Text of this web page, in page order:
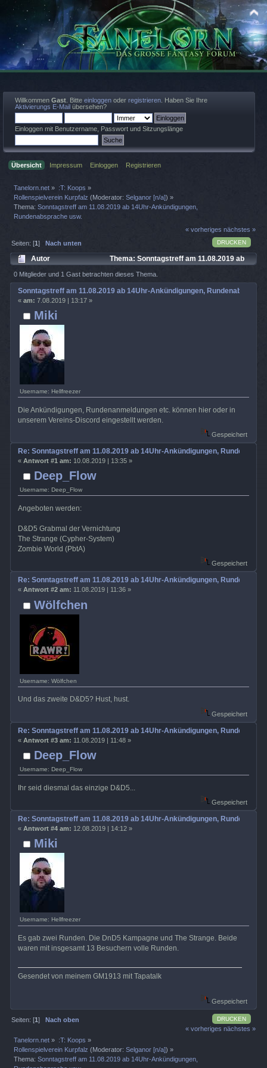
Willkommen Gast . Bitte einloggen oder registrieren . Haben Sie Ihre
Aktivierungs E-Mail übersehen?
Einloggen mit Benutzername, Passwort und Sitzungslänge
Übersicht Impressum Einloggen Registrieren
Tanelorn.net » :T: Koops »
Rollenspielverein Kurpfalz (Moderator:Selganor [n/a]) »
Thema:Sonntagstreff am 11.08.2019 ab 14Uhr-Ankündigungen,
Rundenabsprache usw.
« vorheriges nächstes »
DRUCKEN
Seiten: [1]Nach unten
Autor
Thema: Sonntagstreff am 11.08.2019 ab
14Uhr-Ankündigungen, Rundenabsprache usw. (Gelesen 1866 mal)
0 Mitglieder und 1 Gast betrachten dieses Thema.
Miki
Username: Hellfreezer
Sonntagstreff am 11.08.2019 ab 14Uhr-Ankündigungen,
« am: 7.08.2019 | 13:17 »
Die Ankündigungen, Rundenanmeldungen etc. können hier oder in
unserem Vereins-Discord eingestellt werden.
Gespeichert
Deep_Flow
Username: Deep_Flow
Re: Sonntagstreff am 11.08.2019 ab 14Uhr-Ankündigungen,
« Antwort #1 am: 10.08.2019 | 13:35 »
Angeboten werden:
D&D5 Grabmal der Vernichtung
The Strange (Cypher-System)
Zombie World (PbtA)
Gespeichert
Wölfchen
Username: Wölfchen
Re: Sonntagstreff am 11.08.2019 ab 14Uhr-Ankündigungen,
« Antwort #2 am: 11.08.2019 | 11:36 »
Und das zweite D&D5? Hust, hust.
Gespeichert
Deep_Flow
Username: Deep_Flow
Re: Sonntagstreff am 11.08.2019 ab 14Uhr-Ankündigungen,
« Antwort #3 am: 11.08.2019 | 11:48 »
Ihr seid diesmal das einzige D&D5...
Gespeichert
Miki
Username: Hellfreezer
Re: Sonntagstreff am 11.08.2019 ab 14Uhr-Ankündigungen,
« Antwort #4 am: 12.08.2019 | 14:12 »
Es gab zwei Runden. Die DnD5 Kampagne und The Strange. Beide
waren mit insgesamt 13 Besuchern volle Runden.
Gesendet von meinem GM1913 mit Tapatalk
Gespeichert
DRUCKEN
Seiten: [1]Nach oben
« vorheriges nächstes »
Tanelorn.net » :T: Koops »
Rollenspielverein Kurpfalz (Moderator:Selganor [n/a]) »
Thema:Sonntagstreff am 11.08.2019 ab 14Uhr-Ankündigungen,